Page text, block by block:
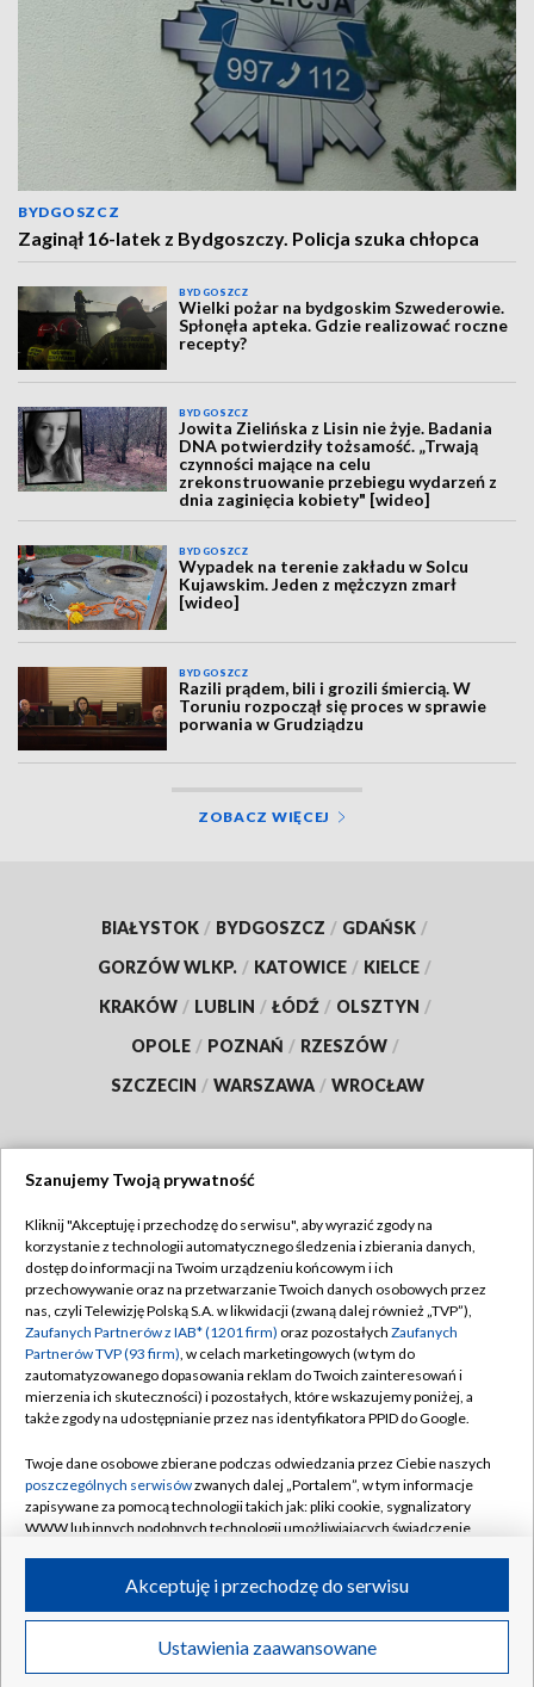
BYDGOSZCZ
Zaginął 16-latek z Bydgoszczy. Policja szuka chłopca
BYDGOSZCZ
Wielki pożar na bydgoskim Szwederowie.
Spłonęła apteka. Gdzie realizować roczne
recepty?
BYDGOSZCZ
Jowita Zielińska z Lisin nie żyje. Badania
DNA potwierdziły tożsamość. „Trwają
czynności mające na celu
zrekonstruowanie przebiegu wydarzeń z
dnia zaginięcia kobiety" [wideo]
BYDGOSZCZ
Wypadek na terenie zakładu w Solcu
Kujawskim. Jeden z mężczyzn zmarł
[wideo]
BYDGOSZCZ
Razili prądem, bili i grozili śmiercią. W
Toruniu rozpoczął się proces w sprawie
porwania w Grudziądzu
ZOBACZ WIĘCEJ
BIAŁYSTOK / BYDGOSZCZ / GDAŃSK /
GORZÓW WLKP. / KATOWICE / KIELCE /
KRAKÓW / LUBLIN / ŁÓDŹ / OLSZTYN /
OPOLE / POZNAŃ / RZESZÓW /
SZCZECIN / WARSZAWA / WROCŁAW
TVP
Abonament TVP
Emisja w TVP
Centrum informacji TVP
Naziemna Telewizja Cyfrowa
Rada Programowa
System NOS
Informacje o nadawcy
Program dla prasy
Ogłoszenie przetargowe
Regulamin TVP
Polityka prywatności
Moje zgody
Pomoc
Kontakt
Kanały
©2026 Telewizja Polska S.A. w likwidacji
Szanujemy Twoją prywatność
Kliknij "Akceptuję i przechodzę do serwisu", aby wyrazić zgody na
korzystanie z technologii automatycznego śledzenia i zbierania danych,
dostęp do informacji na Twoim urządzeniu końcowym i ich
przechowywanie oraz na przetwarzanie Twoich danych osobowych przez
nas, czyli Telewizję Polską S.A. w likwidacji (zwaną dalej również „TVP”),
Zaufanych Partnerów z IAB* (1201 firm) oraz pozostałych Zaufanych
Partnerów TVP (93 firm), w celach marketingowych (w tym do
zautomatyzowanego dopasowania reklam do Twoich zainteresowań i
mierzenia ich skuteczności) i pozostałych, które wskazujemy poniżej, a
także zgody na udostępnianie przez nas identyfikatora PPID do Google.
Twoje dane osobowe zbierane podczas odwiedzania przez Ciebie naszych
poszczególnych serwisówzwanych dalej „Portalem”, w tym informacje
zapisywane za pomocą technologii takich jak: pliki cookie, sygnalizatory
WWW lub innych podobnych technologii umożliwiających świadczenie
ruchu w Internecie.
Twoje dane osobowe zbierane podczas odwiedzania przez Ciebie
poszczególnych serwisówna Portalu, takie jak adresy IP, identyfikatory
Ustawienia zaawansowane
Akceptuję i przechodzę do serwisu